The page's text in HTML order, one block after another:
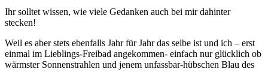
Ihr solltet wissen, wie viele Gedanken auch bei mir dahinter
stecken!
Weil es aber stets ebenfalls Jahr für Jahr das selbe ist und ich – erst
einmal im Lieblings-Freibad angekommen- einfach nur glücklich ob
wärmster Sonnenstrahlen und jenem unfassbar-hübschen Blau des